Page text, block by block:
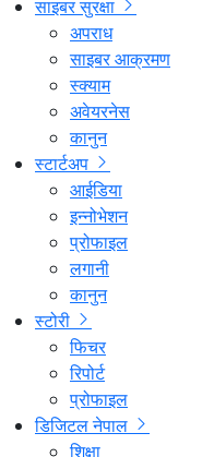
साइबर सुरक्षा
अपराध
साइबर आक्रमण
स्क्याम
अवेयरनेस
कानुन
स्टार्टअप
आईडिया
इन्नोभेशन
प्रोफाइल
लगानी
कानुन
स्टोरी
फिचर
रिपोर्ट
प्रोफाइल
डिजिटल नेपाल
शिक्षा